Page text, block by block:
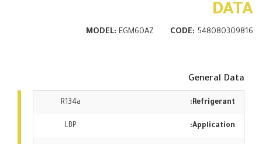
DATA
MODEL: EGM60AZ CODE: 548080309816
General Data
Refrigerant:
R134a
Application:
LBP